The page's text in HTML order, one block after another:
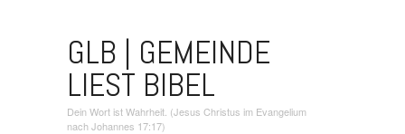
GLB | GEMEINDE
LIEST BIBEL
Dein Wort ist Wahrheit. (Jesus Christus im Evangelium
nach Johannes 17:17)